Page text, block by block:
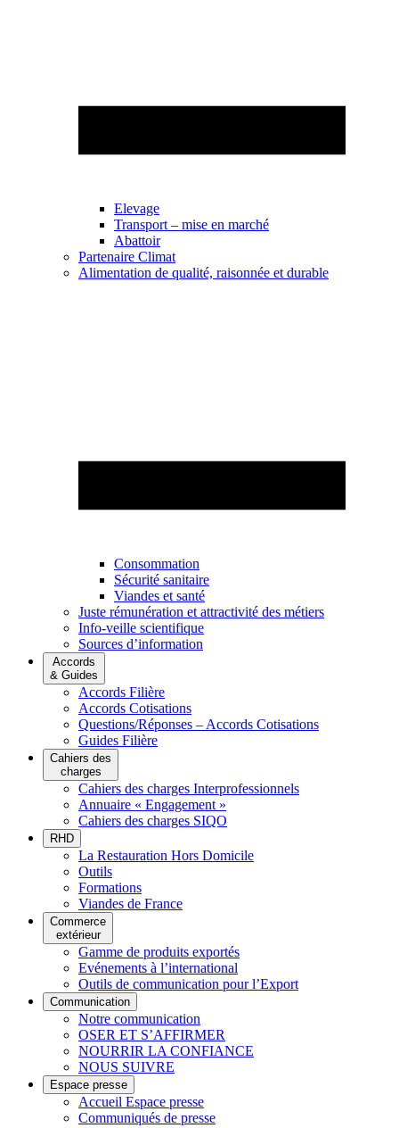
Elevage
Transport – mise en marché
Abattoir
Partenaire Climat
Alimentation de qualité, raisonnée et durable
Consommation
Sécurité sanitaire
Viandes et santé
Juste rémunération et attractivité des métiers
Info-veille scientifique
Sources d’information
Accords
& Guides
Accords Filière
Accords Cotisations
Questions/Réponses – Accords Cotisations
Guides Filière
Cahiers des
charges
Cahiers des charges Interprofessionnels
Annuaire « Engagement »
Cahiers des charges SIQO
RHD
La Restauration Hors Domicile
Outils
Formations
Viandes de France
Commerce
extérieur
Gamme de produits exportés
Evénements à l’international
Outils de communication pour l’Export
Communication
Notre communication
OSER ET S’AFFIRMER
NOURRIR LA CONFIANCE
NOUS SUIVRE
Espace presse
Accueil Espace presse
Communiqués de presse